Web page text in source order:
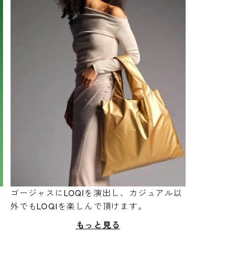
ゴージャスにLOQIを演出し、カジュアル以
外でもLOQIを楽しんで頂けます。
もっと見る